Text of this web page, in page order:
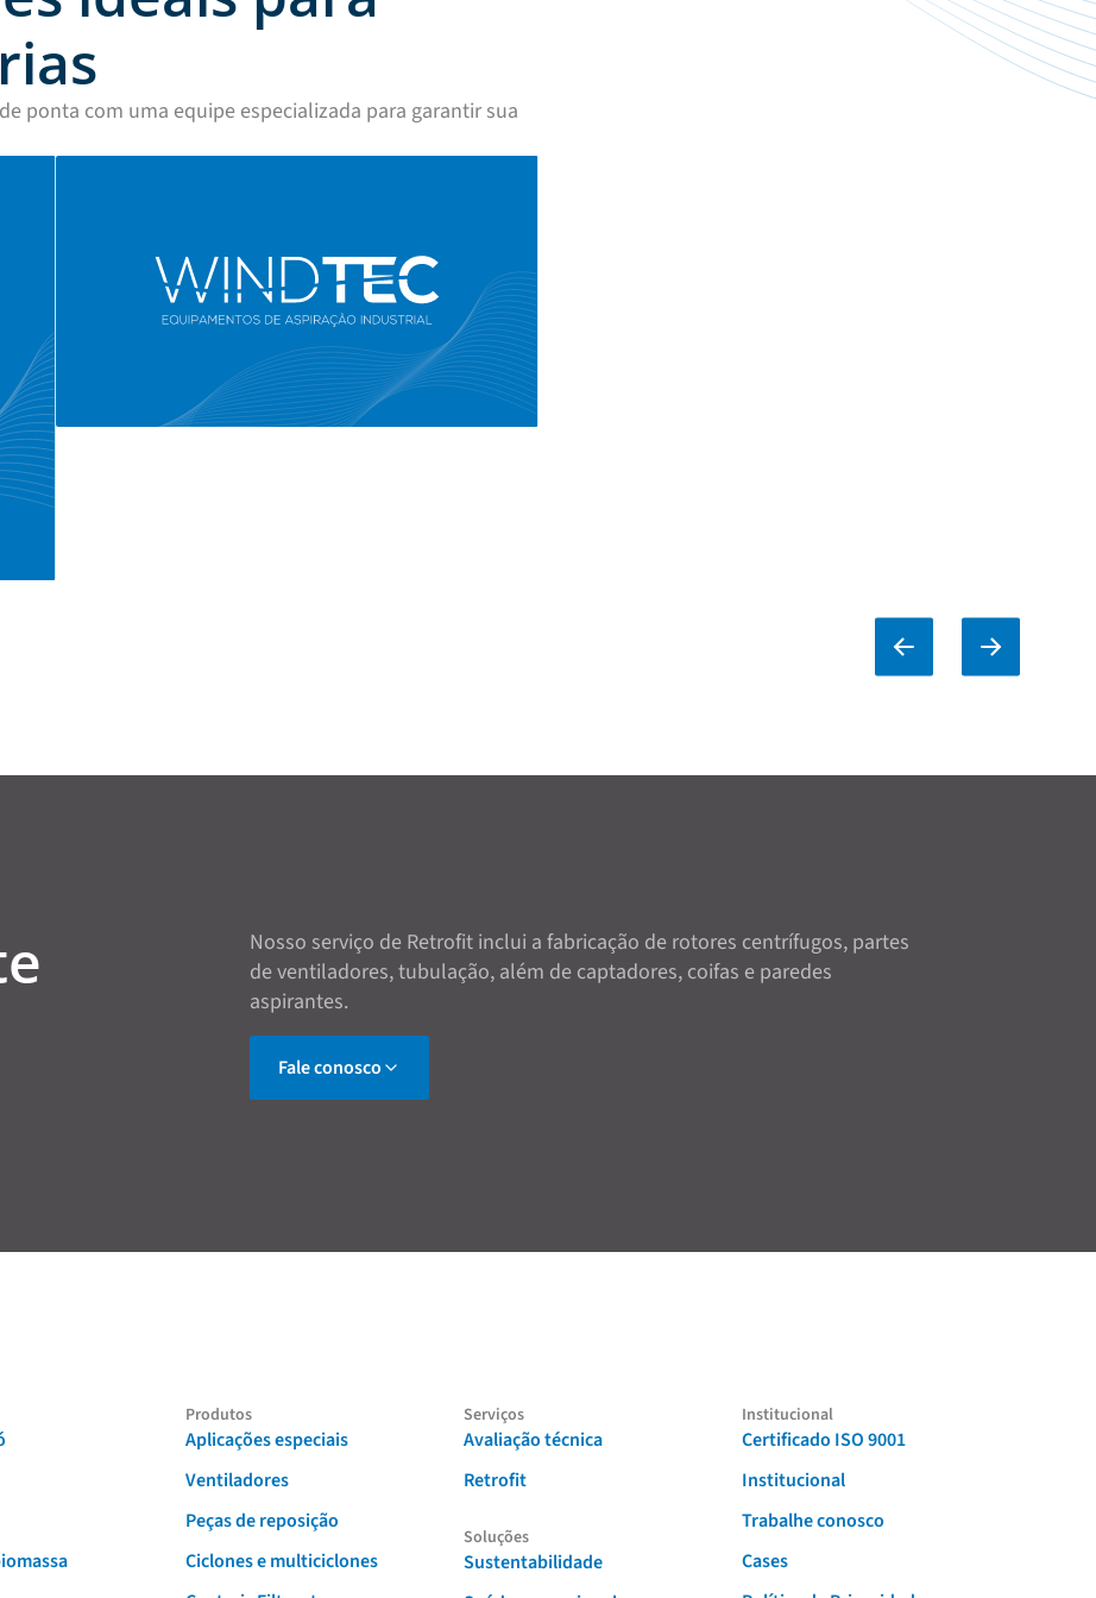
ponta com uma equipe especializada para garantir sua
Nosso serviço de Retrofit inclui a fabricação de rotores centrífugos, partes
de ventiladores, tubulação, além de captadores, coifas e paredes
aspirantes.
Fale conosco
Produtos
Aplicações especiais
Ventiladores
Peças de reposição
Ciclones e multiciclones
Serviços
Avaliação técnica
Retrofit
Soluções
Sustentabilidade
Institucional
Certificado ISO 9001
Institucional
Trabalhe conosco
Cases